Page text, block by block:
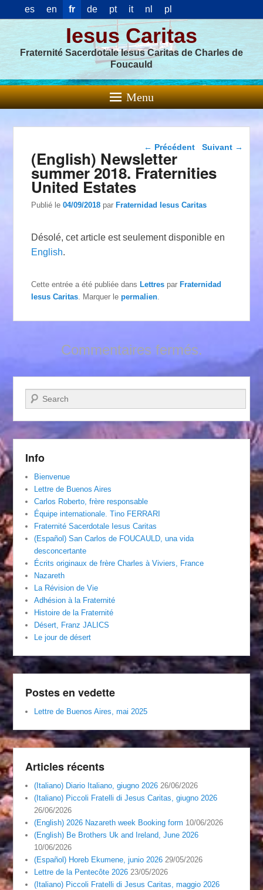
es en fr de pt it nl pl
Iesus Caritas
Fraternité Sacerdotale Iesus Caritas de Charles de
Foucauld
Menu
Navigation dans les
← Précédent Suivant →
(English) Newsletter
summer 2018. Fraternities
United Estates
Publié le04/09/2018 parFraternidad Iesus Caritas
Désolé, cet article est seulement disponible en
English.
Cette entrée a été publiée dansLettres parFraternidad
Iesus Caritas . Marquer lepermalien
Commentaires fermés.
Recherche
Info
Bienvenue
Lettre de Buenos Aires
Carlos Roberto, frère responsable
Équipe internationale. Tino FERRARI
Fraternité Sacerdotale Iesus Caritas
(Español) San Carlos de FOUCAULD, una vida
desconcertante
Écrits originaux de frère Charles à Viviers, France
Nazareth
La Révision de Vie
Adhésion à la Fraternité
Histoire de la Fraternité
Désert, Franz JALICS
Le jour de désert
Postes en vedette
Lettre de Buenos Aires, mai 2025
Articles récents
(Italiano) Diario Italiano, giugno 2026 26/06/2026
(Italiano) Piccoli Fratelli di Jesus Caritas, giugno 2026
26/06/2026
(English) 2026 Nazareth week Booking form 10/06/2026
(English) Be Brothers Uk and Ireland, June 2026
10/06/2026
(Español) Horeb Ekumene, junio 2026 29/05/2026
Lettre de la Pentecôte 2026 23/05/2026
(Italiano) Piccoli Fratelli di Jesus Caritas, maggio 2026